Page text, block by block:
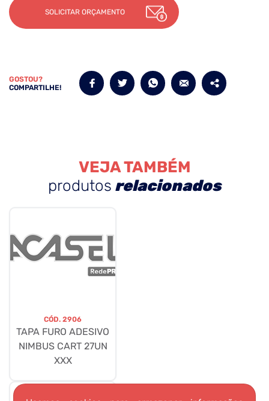
SOLICITAR ORÇAMENTO
GOSTOU?
COMPARTILHE!
VEJA TAMBÉM
produtos relacionados
CÓD. 2906
TAPA FURO ADESIVO
NIMBUS CART 27UN
XXX